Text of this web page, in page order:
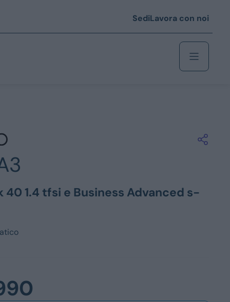
SediLavora con noi
€ 35.000
Monovolume
40 1.4 tfsi e Business Advanced s-